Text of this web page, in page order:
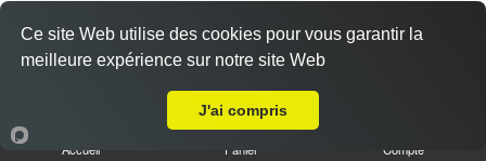
15.00 €
Accueil Panier Compte
Ce site Web utilise des cookies pour vous garantir la
meilleure expérience sur notre site Web
J'ai compris